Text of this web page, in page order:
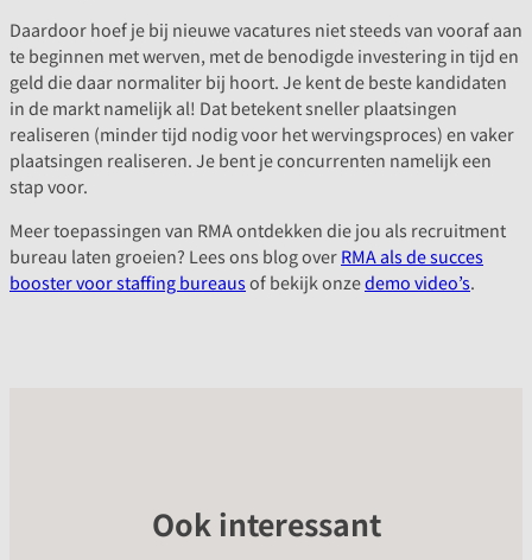
Daardoor hoef je bij nieuwe vacatures niet steeds van vooraf aan
te beginnen met werven, met de benodigde investering in tijd en
geld die daar normaliter bij hoort. Je kent de beste kandidaten
in de markt namelijk al! Dat betekent sneller plaatsingen
realiseren (minder tijd nodig voor het wervingsproces) en vaker
plaatsingen realiseren. Je bent je concurrenten namelijk een
stap voor.
Meer toepassingen van RMA ontdekken die jou als recruitment
bureau laten groeien? Lees ons blog overRMA als de succes
booster voor staffing bureausof bekijk onzedemo video’s.
Ook interessant